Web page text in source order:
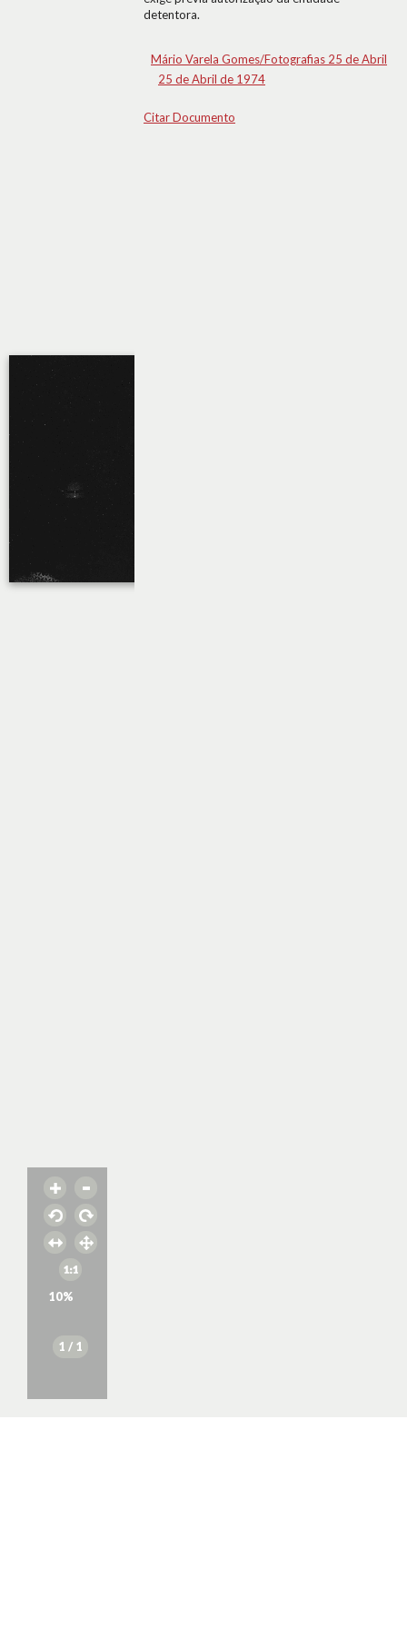
10%
1 / 1
detentora.
Mário Varela Gomes/Fotografias 25 de Abril
25 de Abril de 1974
Citar Documento